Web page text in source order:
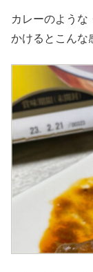
カレーのような
かけるとこんな